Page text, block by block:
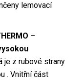
lemovací
–
je z rubové strany
. Vnitřní část